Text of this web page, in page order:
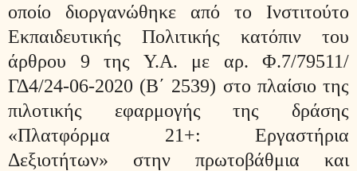
οποίο διοργανώθηκε από το Ινστιτούτο
Εκπαιδευτικής Πολιτικής κατόπιν του
άρθρου 9 της Υ.Α. με αρ. Φ.7/79511/
ΓΔ4/24-06-2020 (Β΄ 2539) στο πλαίσιο της
πιλοτικής εφαρμογής της δράσης
«Πλατφόρμα 21+: Εργαστήρια
Δεξιοτήτων» στην πρωτοβάθμια και